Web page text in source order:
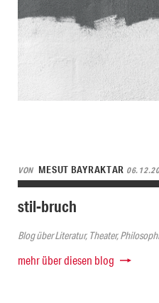
VON MESUT BAYRAKTAR
stil-bruch
Blog über Literatur, Theater,
mehr über diesen blog